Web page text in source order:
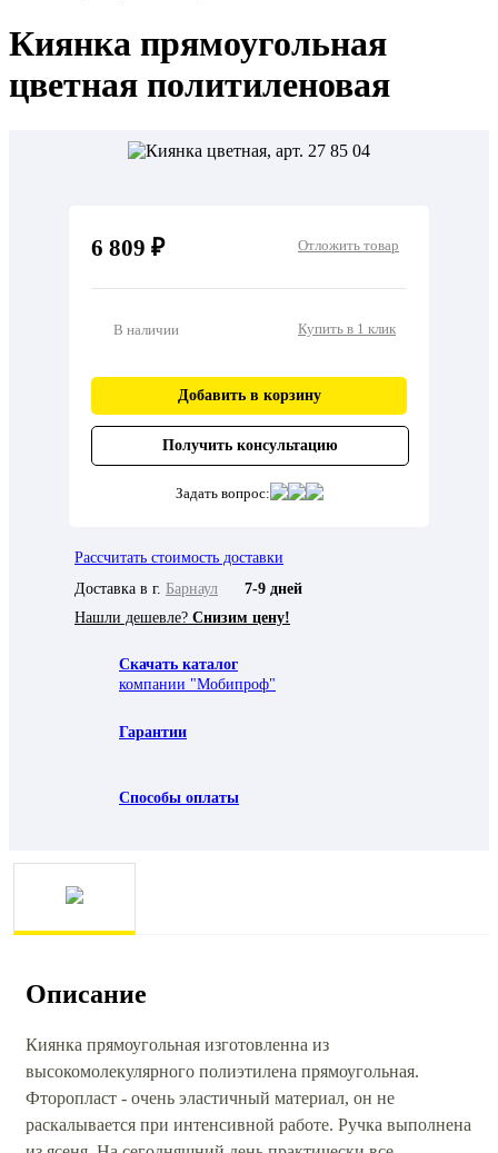
Киянка прямоугольная
цветная политиленовая
6 809 ₽ Отложить товар
В наличии Купить в 1 клик
Добавить в корзину
Получить консультацию
Задать вопрос:
Рассчитать стоимость доставки
Доставка в г. Барнаул
7-9 дней
Нашли дешевле? Снизим цену!
Скачать каталог
компании "Мобипроф"
Гарантии
Способы оплаты
Описание
Киянка прямоугольная изготовленна из
высокомолекулярного полиэтилена прямоугольная.
Фторопласт - очень эластичный материал, он не
раскалывается при интенсивной работе. Ручка выполнена